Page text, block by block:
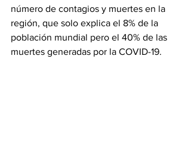
número de contagios y muertes en la
región, que solo explica el 8% de la
población mundial pero el 40% de las
muertes generadas por la COVID-19.